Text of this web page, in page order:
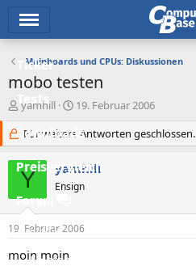
Ticker
Tests
Downloads
Preisvergleich
Forum
Aktuelles
Empfohlene Inhalte
Mainboards und CPUs: Diskussionen
mobo testen
E
s
t
e
l
e
yamhill
E
s
t
l
l
m
19. Februar 2006
Für weitere Antworten geschlossen.
Y yamhill
Ensign
19. Februar 2006
moin moin